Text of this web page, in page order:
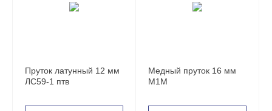
Пруток латунный 12 мм
ЛС59-1 птв
Медный пруток 16 мм
М1М